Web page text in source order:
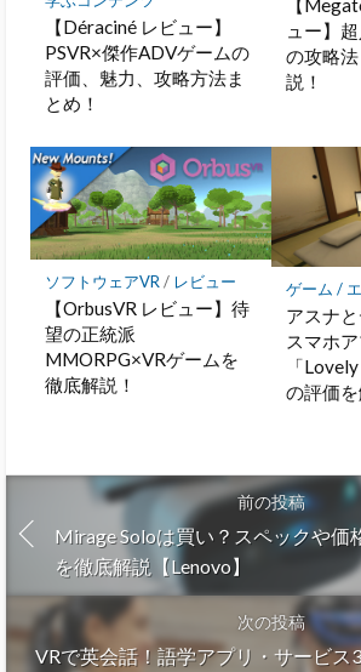
【Déraciné レビュー】
PSVR×傑作ADVゲームの
評価、魅力、攻略方法ま
とめ！
【
ュー】
の攻略
説！
ソフトウェアVR / レビュー
【OrbusVR レビュー】待
望の正統派
MMORPG×VRゲームを
徹底解説！
ゲーム /
アスナ
スマホ
「
の評価を
前の投稿
Mirage Soloは買い？スペックや価
を徹底解説【Lenovo】
次の投稿
VRで英会話！語学アプリ・サービス